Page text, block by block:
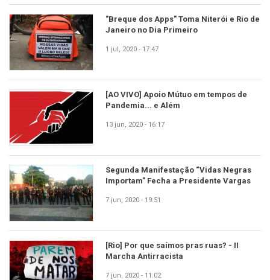
"Breque dos Apps" Toma Niterói e Rio de
Janeiro no Dia Primeiro
1 jul, 2020 - 17:47
[AO VIVO] Apoio Mútuo em tempos de
Pandemia... e Além
13 jun, 2020 - 16:17
Segunda Manifestação “Vidas Negras
Importam” Fecha a Presidente Vargas
7 jun, 2020 - 19:51
[Rio] Por que saímos pras ruas? - II
Marcha Antirracista
7 jun, 2020 - 11:02